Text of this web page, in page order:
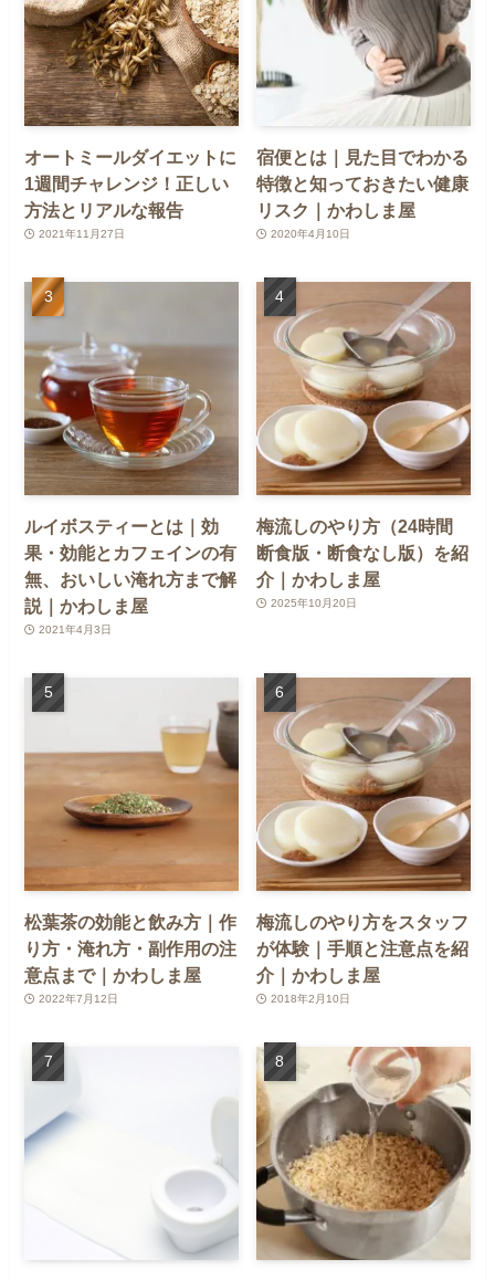
オートミールダイエットに
1週間チャレンジ！正しい
方法とリアルな報告
2021年11月27日
宿便とは｜見た目でわかる
特徴と知っておきたい健康
リスク｜かわしま屋
2020年4月10日
ルイボスティーとは｜効
果・効能とカフェインの有
無、おいしい淹れ方まで解
説｜かわしま屋
2021年4月3日
梅流しのやり方（24時間
断食版・断食なし版）を紹
介｜かわしま屋
2025年10月20日
松葉茶の効能と飲み方｜作
り方・淹れ方・副作用の注
意点まで｜かわしま屋
2022年7月12日
梅流しのやり方をスタッフ
が体験｜手順と注意点を紹
介｜かわしま屋
2018年2月10日